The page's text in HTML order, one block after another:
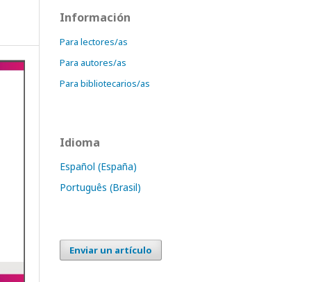
Información
Para lectores/as
Para autores/as
Para bibliotecarios/as
Idioma
Español (España)
Português (Brasil)
Enviar un artículo